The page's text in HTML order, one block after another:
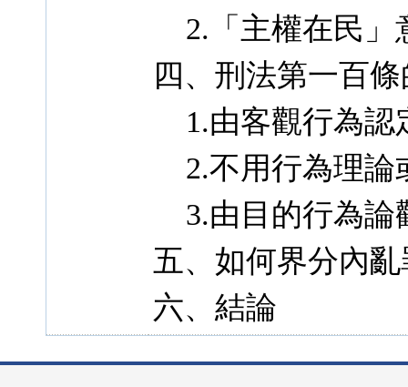
2.「主權在民」
四、刑法第一百
1.由客觀行為認
2.不用行為理論
3.由目的行為論
五、如何界分內
六、結論